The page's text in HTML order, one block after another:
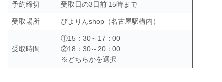
予約締切 受取日の3日前 15時まで
受取場所 ぴよりんshop（名古屋駅構内）
受取時間
①15：30～17：00
②18：30～20：00
※どちらかを選択